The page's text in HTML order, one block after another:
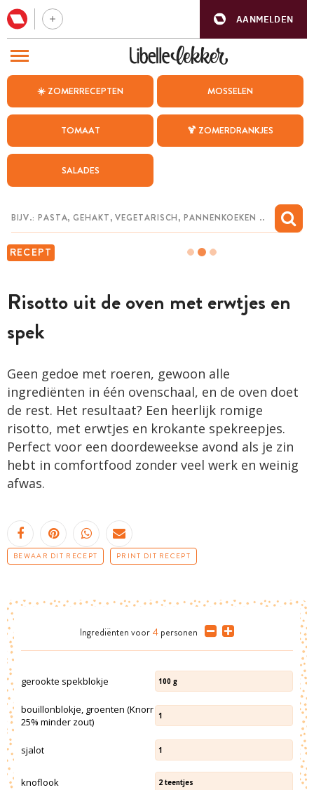
AANMELDEN
☀️ ZOMERRECEPTEN MOSSELEN
TOMAAT 🍹 ZOMERDRANKJES
SALADES
RECEPT
Risotto uit de oven met erwtjes en
spek
Geen gedoe met roeren, gewoon alle
ingrediënten in één ovenschaal, en de oven doet
de rest. Het resultaat? Een heerlijk romige
risotto, met erwtjes en krokante spekreepjes.
Perfect voor een doordeweekse avond als je zin
hebt in comfortfood zonder veel werk en weinig
afwas.
BEWAAR DIT RECEPT PRINT DIT RECEPT
Ingrediënten voor 4 personen
gerookte spekblokje 100 g
bouillonblokje, groenten (Knorr
25% minder zout)
1
sjalot 1
knoflook 2 teentjes
BEZOEK ONZE ANDERE WEBSITES
WEEKMENU
CHAT MET MAIA
MIJN BEWAARDE RECEPTEN